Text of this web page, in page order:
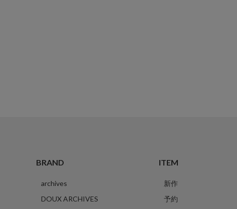
BRAND
archives
DOUX ARCHIVES
ITEM
新作
予約